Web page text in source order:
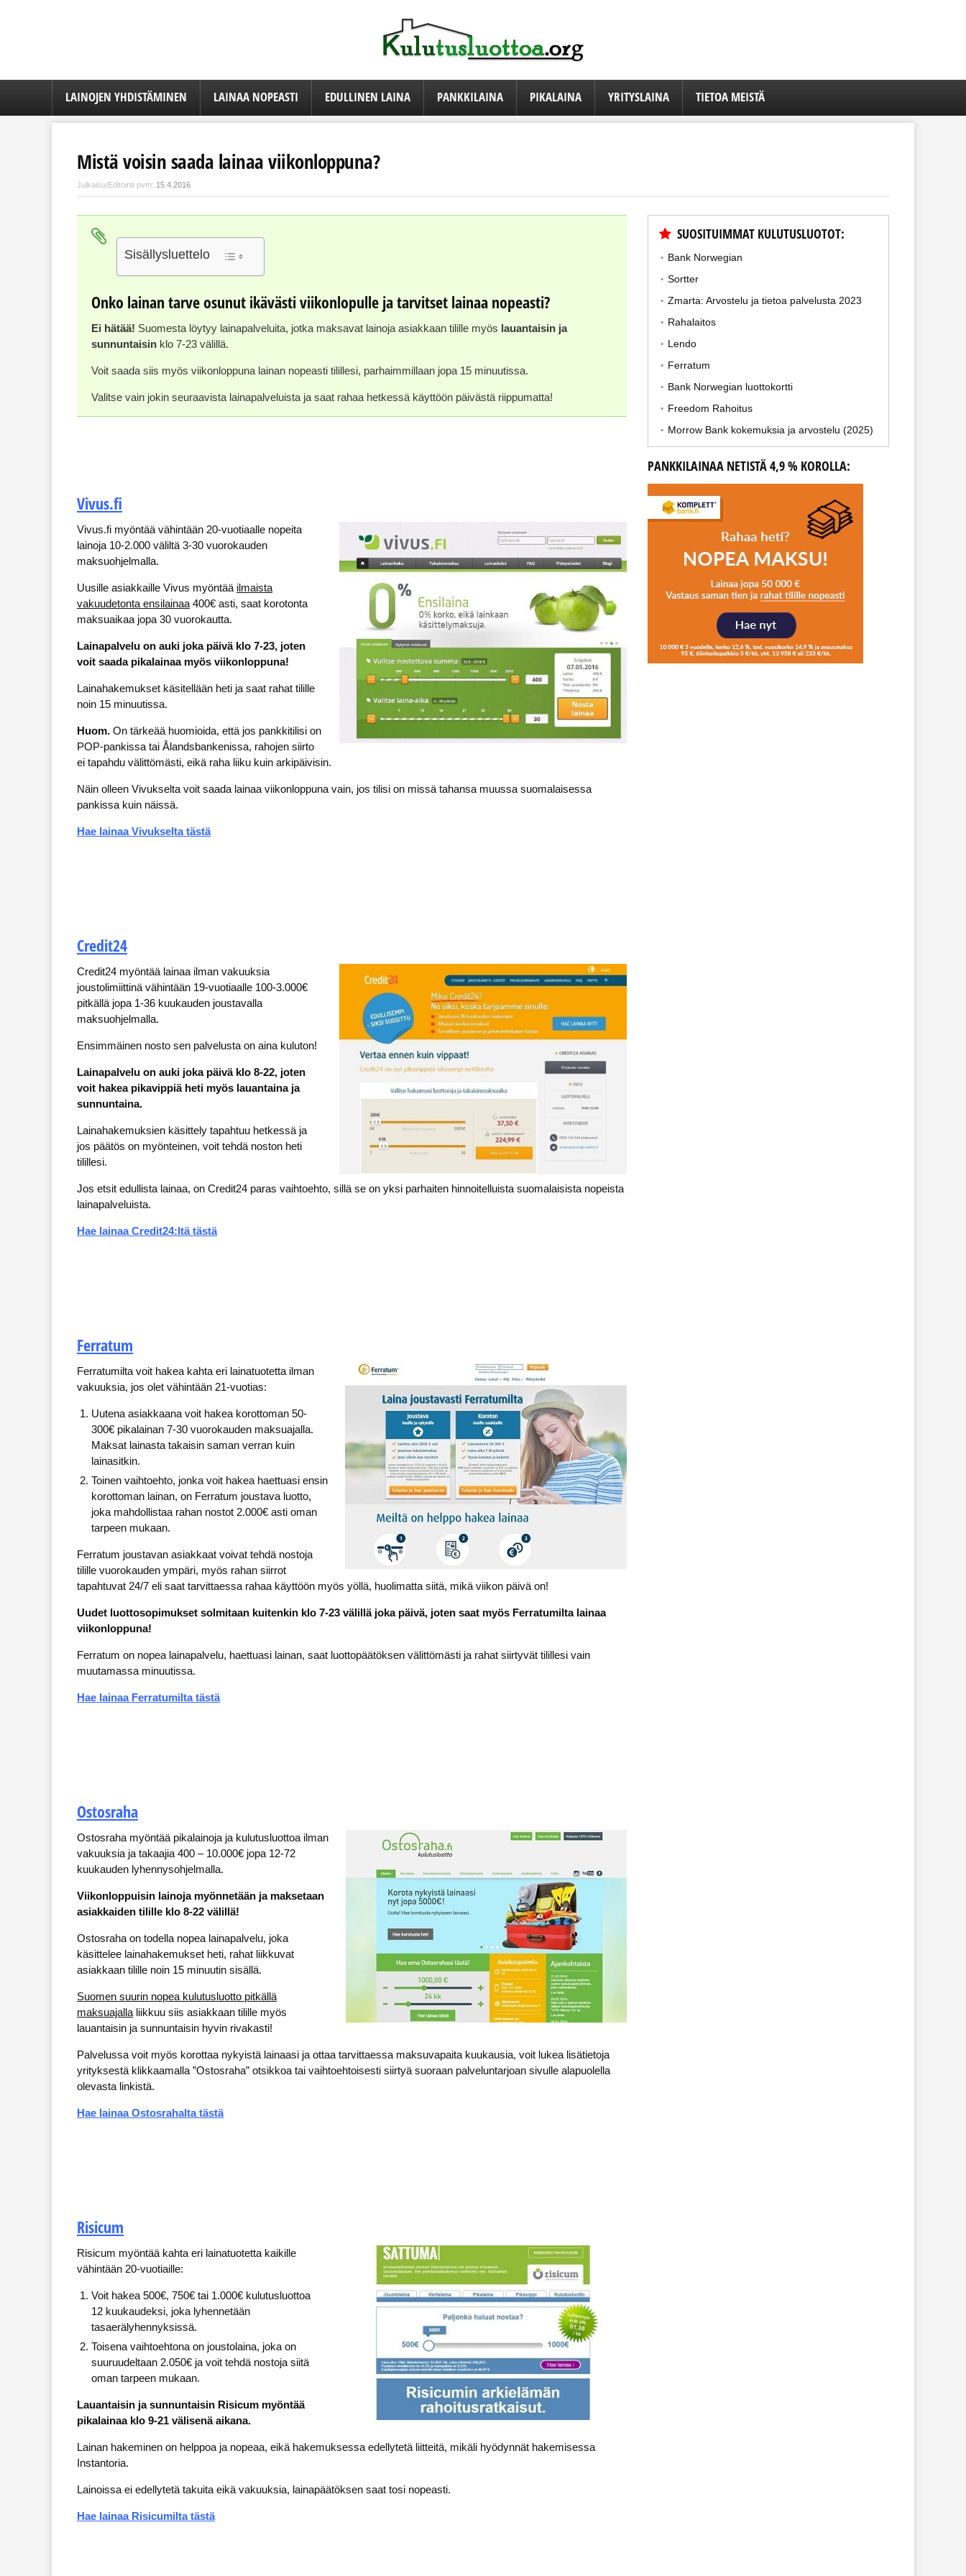
LAINOJEN YHDISTÄMINEN LAINAA NOPEASTI EDULLINEN LAINA PANKKILAINA PIKALAINA YRITYSLAINA TIETOA MEISTÄ
Mistä voisin saada lainaa viikonloppuna?
Julkaisu/Editointi pvm: 15.4.2016
Sisällysluettelo
Onko lainan tarve osunut ikävästi viikonlopulle ja tarvitset lainaa nopeasti?
Ei hätää! Suomesta löytyy lainapalveluita, jotka maksavat lainoja asiakkaan tilille myös lauantaisin ja
sunnuntaisin klo 7-23 välillä.
Voit saada siis myös viikonloppuna lainan nopeasti tilillesi, parhaimmillaan jopa 15 minuutissa.
Valitse vain jokin seuraavista lainapalveluista ja saat rahaa hetkessä käyttöön päivästä riippumatta!
Vivus.fi
Vivus.fi myöntää vähintään 20-vuotiaalle nopeita
lainoja 10-2.000 väliltä 3-30 vuorokauden
maksuohjelmalla.
Uusille asiakkaille Vivus myöntää ilmaista
vakuudetonta ensilainaa 400€ asti, saat korotonta
maksuaikaa jopa 30 vuorokautta.
Lainapalvelu on auki joka päivä klo 7-23, joten
voit saada pikalainaa myös viikonloppuna!
Lainahakemukset käsitellään heti ja saat rahat tilille
noin 15 minuutissa.
Huom. On tärkeää huomioida, että jos pankkitilisi on
POP-pankissa tai Ålandsbankenissa, rahojen siirto
ei tapahdu välittömästi, eikä raha liiku kuin arkipäivisin.
Näin olleen Vivukselta voit saada lainaa viikonloppuna vain, jos tilisi on missä tahansa muussa suomalaisessa
pankissa kuin näissä.
Hae lainaa Vivukselta tästä
Credit24
Credit24 myöntää lainaa ilman vakuuksia
joustolimiittinä vähintään 19-vuotiaalle 100-3.000€
pitkällä jopa 1-36 kuukauden joustavalla
maksuohjelmalla.
Ensimmäinen nosto sen palvelusta on aina kuluton!
Lainapalvelu on auki joka päivä klo 8-22, joten
voit hakea pikavippiä heti myös lauantaina ja
sunnuntaina.
Lainahakemuksien käsittely tapahtuu hetkessä ja
jos päätös on myönteinen, voit tehdä noston heti
tilillesi.
Jos etsit edullista lainaa, on Credit24 paras vaihtoehto, sillä se on yksi parhaiten hinnoitelluista suomalaisista nopeista
lainapalveluista.
Hae lainaa Credit24:ltä tästä
Ferratum
Ferratumilta voit hakea kahta eri lainatuotetta ilman
vakuuksia, jos olet vähintään 21-vuotias:
Uutena asiakkaana voit hakea korottoman 50-
300€ pikalainan 7-30 vuorokauden maksuajalla.
Maksat lainasta takaisin saman verran kuin
lainasitkin.
Toinen vaihtoehto, jonka voit hakea haettuasi ensin
korottoman lainan, on Ferratum joustava luotto,
joka mahdollistaa rahan nostot 2.000€ asti oman
tarpeen mukaan.
Ferratum joustavan asiakkaat voivat tehdä nostoja
tilille vuorokauden ympäri, myös rahan siirrot
tapahtuvat 24/7 eli saat tarvittaessa rahaa käyttöön myös yöllä, huolimatta siitä, mikä viikon päivä on!
Uudet luottosopimukset solmitaan kuitenkin klo 7-23 välillä joka päivä, joten saat myös Ferratumilta lainaa
viikonloppuna!
Ferratum on nopea lainapalvelu, haettuasi lainan, saat luottopäätöksen välittömästi ja rahat siirtyvät tilillesi vain
muutamassa minuutissa.
Hae lainaa Ferratumilta tästä
Ostosraha
Ostosraha myöntää pikalainoja ja kulutusluottoa ilman
vakuuksia ja takaajia 400 – 10.000€ jopa 12-72
kuukauden lyhennysohjelmalla.
Viikonloppuisin lainoja myönnetään ja maksetaan
asiakkaiden tilille klo 8-22 välillä!
Ostosraha on todella nopea lainapalvelu, joka
käsittelee lainahakemukset heti, rahat liikkuvat
asiakkaan tilille noin 15 minuutin sisällä.
Suomen suurin nopea kulutusluotto pitkällä
maksuajalla liikkuu siis asiakkaan tilille myös
lauantaisin ja sunnuntaisin hyvin rivakasti!
Palvelussa voit myös korottaa nykyistä lainaasi ja ottaa tarvittaessa maksuvapaita kuukausia, voit lukea lisätietoja
yrityksestä klikkaamalla ”Ostosraha” otsikkoa tai vaihtoehtoisesti siirtyä suoraan palveluntarjoan sivulle alapuolella
olevasta linkistä.
Hae lainaa Ostosrahalta tästä
Risicum
Risicum myöntää kahta eri lainatuotetta kaikille
vähintään 20-vuotiaille:
Voit hakea 500€, 750€ tai 1.000€ kulutusluottoa
12 kuukaudeksi, joka lyhennetään
tasaerälyhennyksissä.
Toisena vaihtoehtona on joustolaina, joka on
suuruudeltaan 2.050€ ja voit tehdä nostoja siitä
oman tarpeen mukaan.
Lauantaisin ja sunnuntaisin Risicum myöntää
pikalainaa klo 9-21 välisenä aikana.
Lainan hakeminen on helppoa ja nopeaa, eikä hakemuksessa edellytetä liitteitä, mikäli hyödynnät hakemisessa
Instantoria.
Lainoissa ei edellytetä takuita eikä vakuuksia, lainapäätöksen saat tosi nopeasti.
Hae lainaa Risicumilta tästä
SUOSITUIMMAT KULUTUSLUOTOT:
Bank Norwegian
Sortter
Zmarta: Arvostelu ja tietoa palvelusta 2023
Rahalaitos
Lendo
Ferratum
Bank Norwegian luottokortti
Freedom Rahoitus
Morrow Bank kokemuksia ja arvostelu (2025)
PANKKILAINAA NETISTÄ 4,9 % KOROLLA: